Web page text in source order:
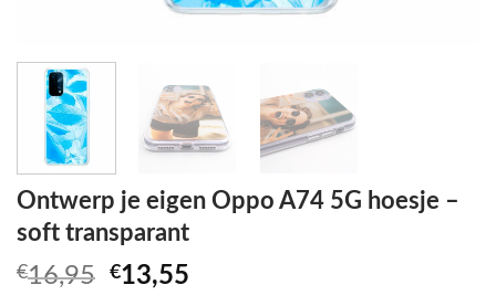
Ontwerp je eigen Oppo A74 5G hoesje –
soft transparant
€16,95 Oorspronkelijke
€13,55